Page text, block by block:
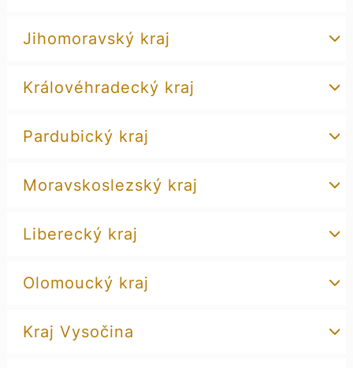
Jihomoravský kraj
Královéhradecký kraj
Pardubický kraj
Moravskoslezský kraj
Liberecký kraj
Olomoucký kraj
Kraj Vysočina